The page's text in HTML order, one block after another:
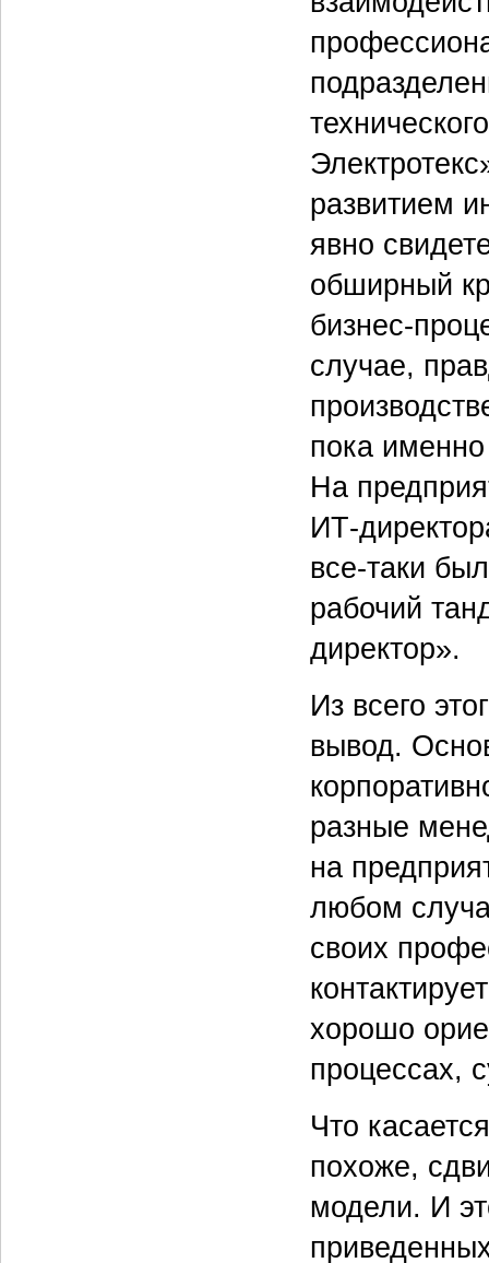
развитием
явно
обширный
бизнес-
случае,
пока
На
ИТ-
все‑таки
рабочий
директор».
Из всего
вывод.
разные
на
любом
своих
хорошо
процессах,
Что
похоже,
модели. И